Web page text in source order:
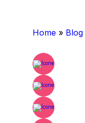
Home » Blog